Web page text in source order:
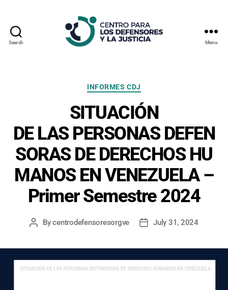
Search
Defensores
y
la
Justicia
Menu
Categories
INFORMES CDJ
SITUACIÓN
DE LAS PERSONAS DEFEN
SORAS DE DERECHOS HU
MANOS EN VENEZUELA –
Primer Semestre 2024
PostBycentrodefensoresorgve
PostJuly 31, 2024